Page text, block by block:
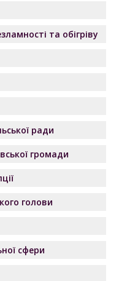
та обігріву
ради
громади
голови
сфери